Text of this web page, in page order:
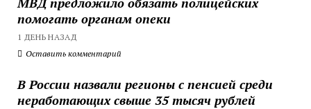
помогать органам опеки
1 ДЕНЬ НАЗАД
Оставить комментарий
В России назвали регионы с пенсией среди
неработающих свыше 35 тысяч рублей